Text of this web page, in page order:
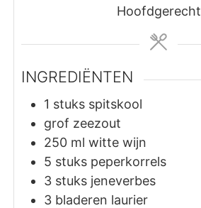
Hoofdgerecht
INGREDIËNTEN
1 stuks spitskool
grof zeezout
250 ml witte wijn
5 stuks peperkorrels
3 stuks jeneverbes
3 bladeren laurier